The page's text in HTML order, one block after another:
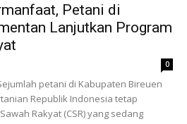
Petani di
Lanjutkan Program
0
Sejumlah petani di Kabupaten Bireuen
Republik Indonesia tetap
Rakyat (CSR) yang sedang